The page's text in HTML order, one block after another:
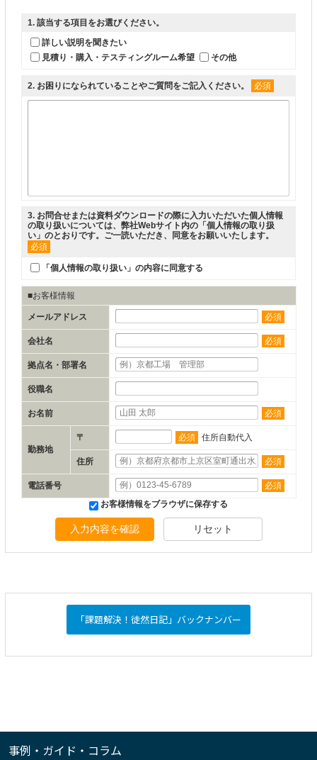
1. 該当する項目をお選びください。
詳しい説明を聞きたい
見積り・購入・テスティングルーム希望
その他
2. お困りになられていることやご質問をご記入ください。 必須
3. お問合せまたは資料ダウンロードの際に入力いただいた個人情報
の取り扱いについては、弊社Webサイト内の「 個人情報の取り扱
い 」のとおりです。ご一読いただき、同意をお願いいたします。
必須
「個人情報の取り扱い」の内容に同意する
■お客様情報
メールアドレス 必須
会社名 必須
拠点名・部署名
役職名
お名前 必須
勤務地
〒 必須 住所自動代入
住所 必須
電話番号
必須
お客様情報をブラウザに保存する
入力内容を確認 リセット
「課題解決！徒然日記」バックナンバー
事例・ガイド・コラム